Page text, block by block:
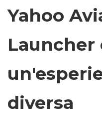
Yahoo
Launcher
diversa